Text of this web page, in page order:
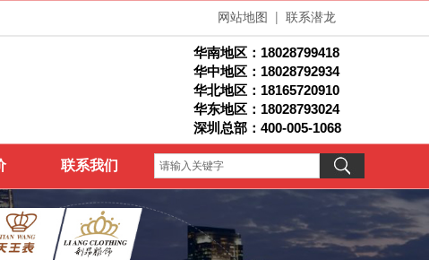
网站地图 | 联系潜龙
华南地区： 18028799418
华中地区：18028792934
华北地区：18165720910
华东地区：18028793024
深圳总部：400-005-1068
联系我们